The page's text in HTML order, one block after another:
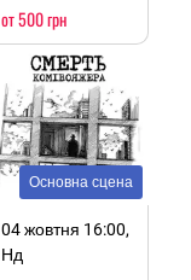
от 500 грн
Основна сцена
04 жовтня 16:00,
Нд